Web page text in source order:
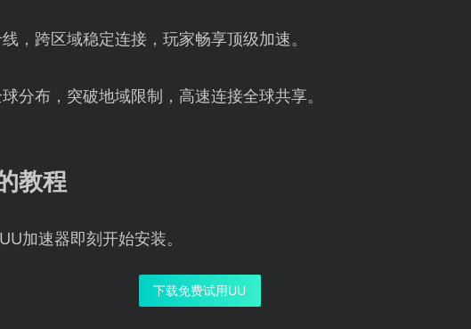
，跨区域稳定连接，玩家畅享顶级加速。
分布，突破地域限制，高速连接全球共享。
教程
加速器即刻开始安装。
下载免费试用UU